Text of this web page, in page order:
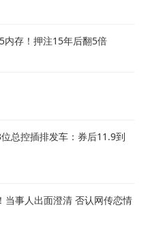
内存！押注15年后翻5倍
总控插排发车：券后11.9到
当事人出面澄清 否认网传恋情